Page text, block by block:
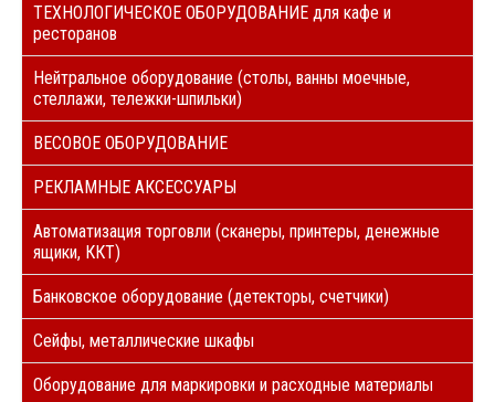
ТЕХНОЛОГИЧЕСКОЕ ОБОРУДОВАНИЕ для кафе и
ресторанов
Нейтральное оборудование (столы, ванны моечные,
стеллажи, тележки-шпильки)
ВЕСОВОЕ ОБОРУДОВАНИЕ
РЕКЛАМНЫЕ АКСЕССУАРЫ
Автоматизация торговли (сканеры, принтеры, денежные
ящики, ККТ)
Банковское оборудование (детекторы, счетчики)
Сейфы, металлические шкафы
Оборудование для маркировки и расходные материалы